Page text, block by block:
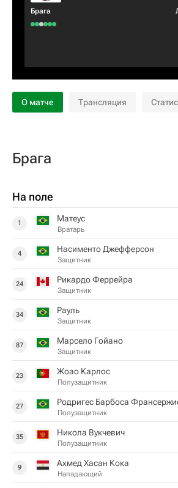
Брага
О матче Трансляция
Брага
На поле
1 Матеус
Вратарь
4 Насименто Джефферсон
Защитник
24 Рикардо Феррейра
Защитник
34 Рауль
Защитник
87 Марсело Гойано
Защитник
23 Жоао Карлос
Полузащитник
27 Родригес Барбоса
Полузащитник
35 Никола Вукчевич
Полузащитник
9 Ахмед Хасан Кока
Нападающий